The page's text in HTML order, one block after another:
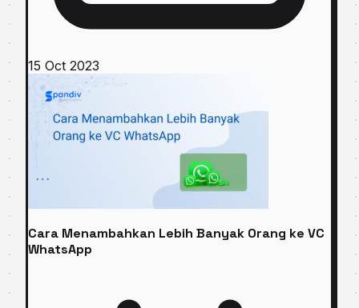
15 Oct 2023
Cara Menambahkan Lebih Banyak Orang ke VC
WhatsApp